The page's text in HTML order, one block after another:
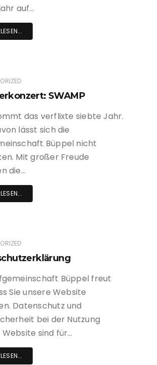
auf…
SWAMP
das verflixte siebte Jahr.
lässt sich die
Büppel nicht
Mit großer Freude
die…
Büppel freut
Sie unsere Website
Datenschutz und
bei der Nutzung
sind für…